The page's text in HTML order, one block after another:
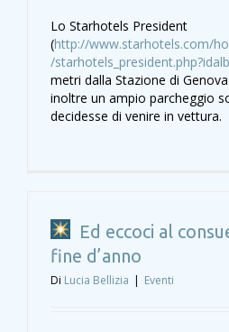
Lo Starhotels President
(http://www.starhotels.com/
/
metri dalla Stazione di
inoltre un ampio parcheggio
decidesse di venire in vettura.
Ed eccoci al
fine d’anno
Di Lucia Bellizia | Eventi